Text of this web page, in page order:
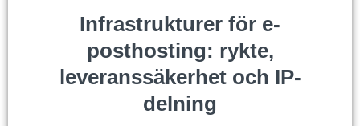
Infrastrukturer för e-
posthosting: rykte,
leveranssäkerhet och IP-
delning